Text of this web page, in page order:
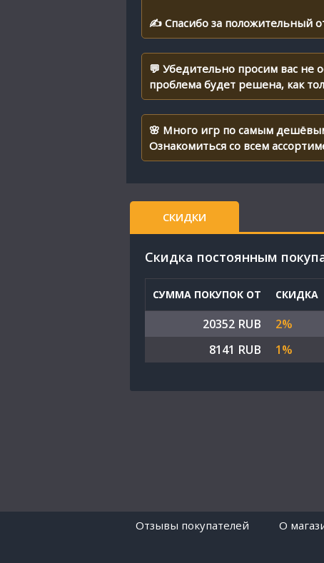
✍ Спасибо за положительный
💬 Убедительно просим вас не
проблема будет решена, как
🌸 Много игр по самым
Ознакомиться со всем
СКИДКИ
Cкидка постоянным
СУММА ПОКУПОК ОТ СКИДКА
20352 RUB
2%
8141 RUB
1%
Отзывы покупателей O